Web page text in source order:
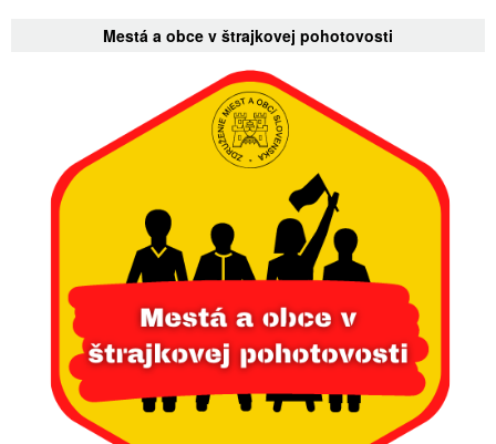
Mestá a obce v štrajkovej pohotovosti